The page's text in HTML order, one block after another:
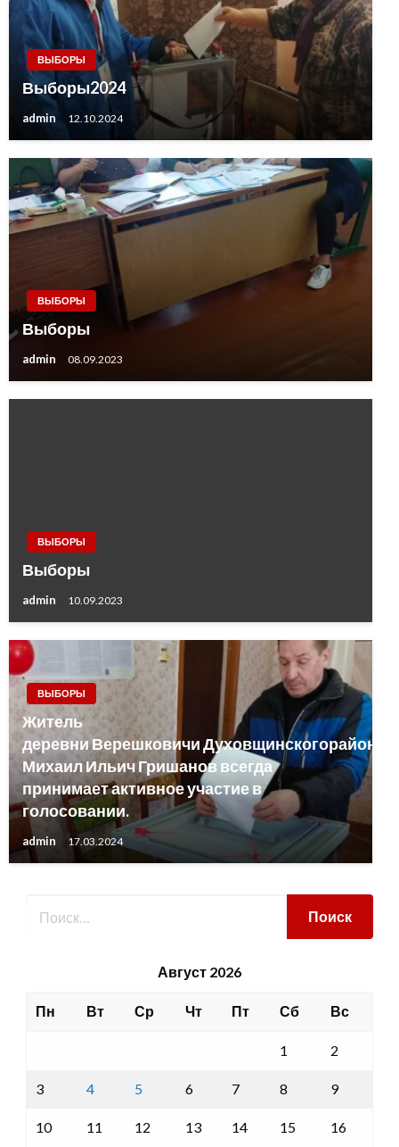
ВЫБОРЫ
Выборы2024
admin 12.10.2024
ВЫБОРЫ
Выборы
admin 08.09.2023
ВЫБОРЫ
Выборы
admin 10.09.2023
ВЫБОРЫ
Житель
деревни Верешковичи Духовщинскогорайона
Михаил Ильич Гришанов всегда
принимает активное участие в
голосовании.
admin 17.03.2024
Август 2026
Пн Вт Ср Чт Пт Сб Вс
1 2
3 4 5 6 7 8 9
10 11 12 13 14 15 16